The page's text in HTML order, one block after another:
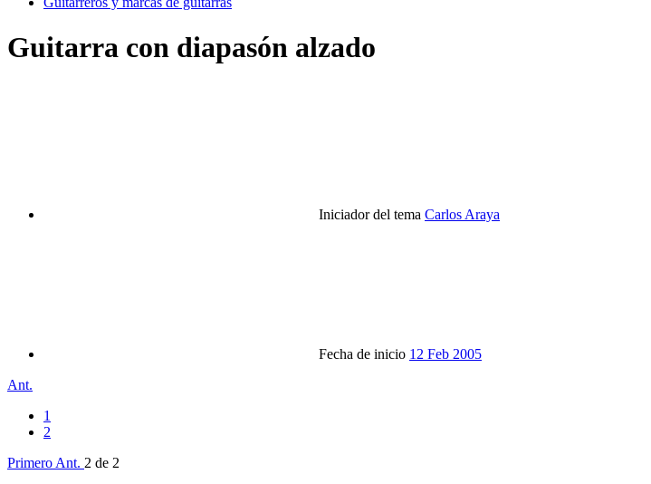
Guitarra con diapasón alzado
Iniciador del tema Carlos Araya
Fecha de inicio 12 Feb 2005
Ant.
1
2
Primero Ant. 2 de 2